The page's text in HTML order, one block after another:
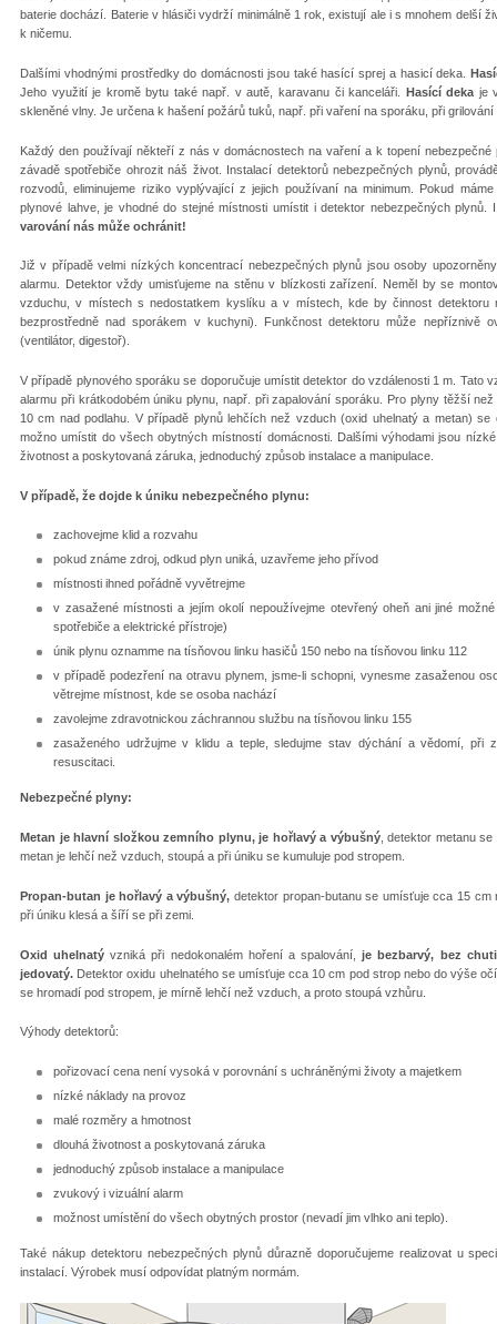
baterie dochází. Baterie v hlásiči vydrží minimálně 1 rok, existují ale i s mnohem delší
k ničemu.
Dalšími vhodnými prostředky do domácnosti jsou také hasící sprej a hasicí deka.
Jeho využití je kromě bytu také např. v autě, karavanu či kanceláři. Hasící deka je
skleněné vlny. Je určena k hašení požárů tuků, např. při vaření na sporáku, při
Každý den používají někteří z nás v domácnostech na vaření a k topení
závadě spotřebiče ohrozit náš život. Instalací detektorů nebezpečných plynů,
rozvodů, eliminujeme riziko vyplývající z jejich používaní na minimum. Pokud
plynové lahve, je vhodné do stejné místnosti umístit i detektor nebezpečných
varování nás může ochránit!
Již v případě velmi nízkých koncentrací nebezpečných plynů jsou osoby
alarmu. Detektor vždy umisťujeme na stěnu v blízkosti zařízení. Neměl by se
vzduchu, v místech s nedostatkem kyslíku a v místech, kde by činnost detektoru
bezprostředně nad sporákem v kuchyni). Funkčnost detektoru může nepříznivě
(ventilátor, digestoř).
V případě plynového sporáku se doporučuje umístit detektor do vzdálenosti 1 m. Tato
alarmu při krátkodobém úniku plynu, např. při zapalování sporáku. Pro plyny těžší
10 cm nad podlahu. V případě plynů lehčích než vzduch (oxid uhelnatý a metan)
možno umístit do všech obytných místností domácnosti. Dalšími výhodami jsou
životnost a poskytovaná záruka, jednoduchý způsob instalace a manipulace.
V případě, že dojde k úniku nebezpečného plynu:
zachovejme klid a rozvahu
pokud známe zdroj, odkud plyn uniká, uzavřeme jeho přívod
místnosti ihned pořádně vyvětrejme
v zasažené místnosti a jejím okolí nepoužívejme otevřený oheň ani jiné
spotřebiče a elektrické přístroje)
únik plynu oznamme na tísňovou linku hasičů 150 nebo na tísňovou linku 112
v případě podezření na otravu plynem, jsme-li schopni, vynesme zasaženou
větrejme místnost, kde se osoba nachází
zavolejme zdravotnickou záchrannou službu na tísňovou linku 155
zasaženého udržujme v klidu a teple, sledujme stav dýchání a vědomí, při
resuscitaci.
Nebezpečné plyny:
Metan je hlavní složkou zemního plynu, je hořlavý a výbušný, detektor metanu
metan je lehčí než vzduch, stoupá a při úniku se kumuluje pod stropem.
Propan-butan je hořlavý a výbušný, detektor propan-butanu se umísťuje cca 15
při úniku klesá a šíří se při zemi.
Oxid uhelnatývzniká při nedokonalém hoření a spalování,
je bezbarvý, bez
jedovatý. Detektor oxidu uhelnatého se umísťuje cca 10 cm pod strop nebo do výše
se hromadí pod stropem, je mírně lehčí než vzduch, a proto stoupá vzhůru.
Výhody detektorů:
pořizovací cena není vysoká v porovnání s uchráněnými životy a majetkem
nízké náklady na provoz
malé rozměry a hmotnost
dlouhá životnost a poskytovaná záruka
jednoduchý způsob instalace a manipulace
zvukový i vizuální alarm
možnost umístění do všech obytných prostor (nevadí jim vlhko ani teplo).
Také nákup detektoru nebezpečných plynů důrazně doporučujeme realizovat u
instalací. Výrobek musí odpovídat platným normám.